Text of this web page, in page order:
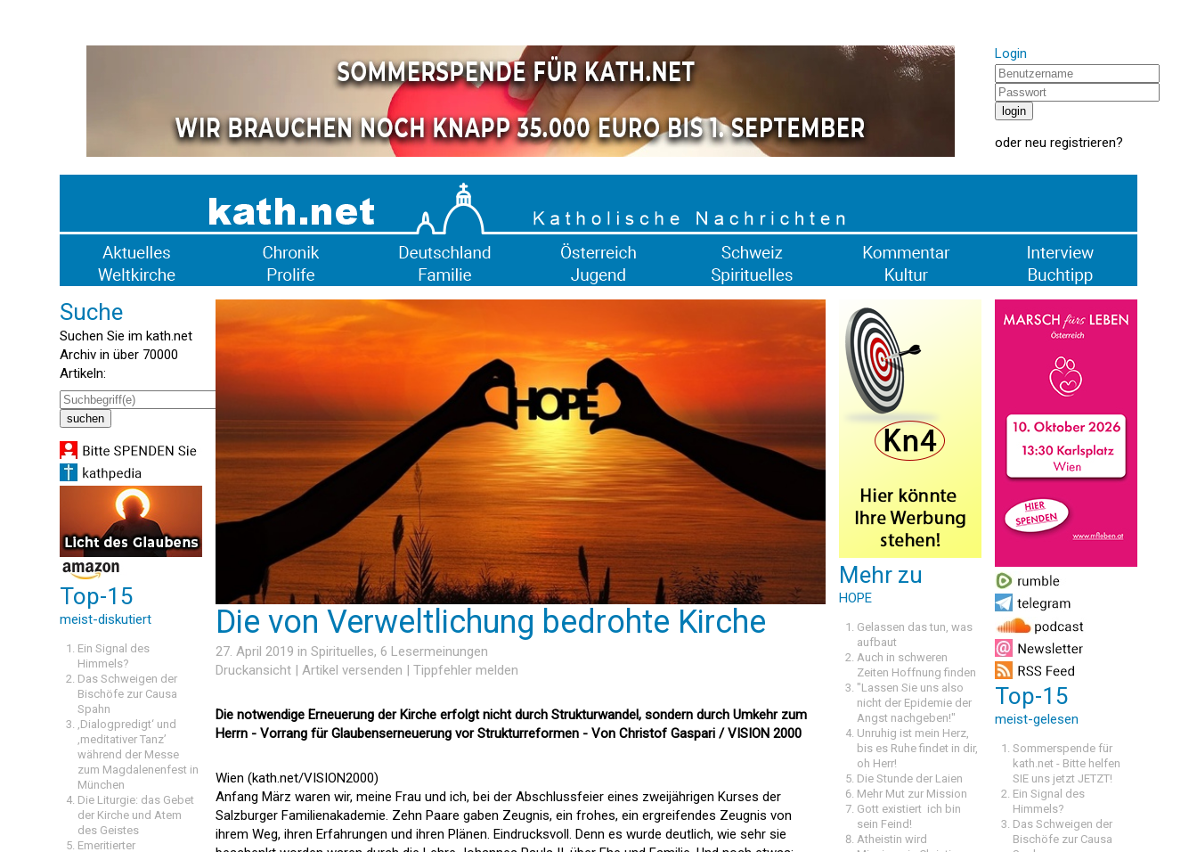
Login
oder neu registrieren?
Suche
Suchen Sie im kath.net
Archiv in über 70000
Artikeln:
Top-15
meist-diskutiert
Ein Signal des
Himmels?
Das Schweigen der
Bischöfe zur Causa
Spahn
‚Dialogpredigt‘ und
‚meditativer Tanz’
während der Messe
zum Magdalenenfest in
München
Die Liturgie: das Gebet
der Kirche und Atem
des Geistes
Emeritierter
Die von Verweltlichung bedrohte Kirche
27. April 2019 in Spirituelles, 6 Lesermeinungen
Druckansicht | Artikel versenden | Tippfehler melden
Die notwendige Erneuerung der Kirche erfolgt nicht durch Strukturwandel, sondern durch Umkehr zum
Herrn - Vorrang für Glaubenserneuerung vor Strukturreformen - Von Christof Gaspari / VISION 2000
Wien (kath.net/VISION2000)
Anfang März waren wir, meine Frau und ich, bei der Abschluss­feier eines zweijährigen Kurses der
Salzburger Familienakademie. Zehn Paare gaben Zeugnis, ein frohes, ein ergreifendes Zeugnis von
ihrem Weg, ihren Erfahrungen und ihren Plänen. Eindrucksvoll. Denn es wurde deutlich, wie sehr sie
Mehr zu
HOPE
Gelassen das tun, was
aufbaut
Auch in schweren
Zeiten Hoffnung finden
"Lassen Sie uns also
nicht der Epidemie der
Angst nachgeben!"
Unruhig ist mein Herz,
bis es Ruhe findet in dir,
oh Herr!
Die Stunde der Laien
Mehr Mut zur Mission
Gott existiert  ich bin
sein Feind!
Atheistin wird
Top-15
meist-gelesen
Sommerspende für
kath.net - Bitte helfen
SIE uns jetzt JETZT!
Ein Signal des
Himmels?
Das Schweigen der
Bischöfe zur Causa